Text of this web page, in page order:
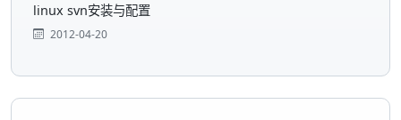
linux svn安装与配置
2012-04-20